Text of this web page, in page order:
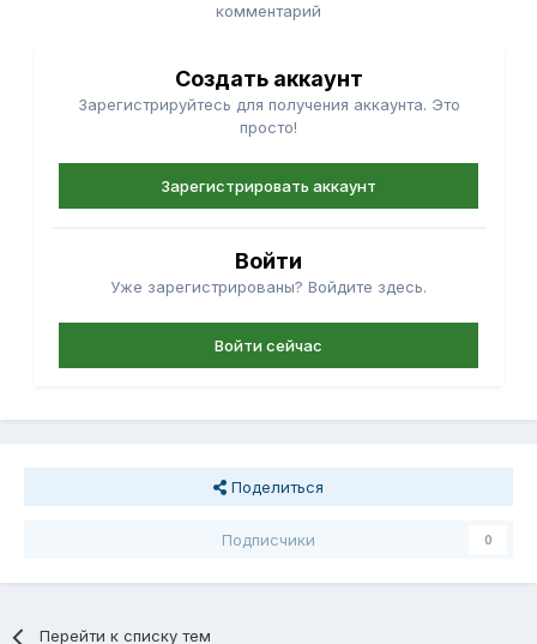
комментарий
Создать аккаунт
Зарегистрируйтесь для получения аккаунта. Это
просто!
Зарегистрировать аккаунт
Войти
Уже зарегистрированы? Войдите здесь.
Войти сейчас
Поделиться
Подписчики 0
Перейти к списку тем